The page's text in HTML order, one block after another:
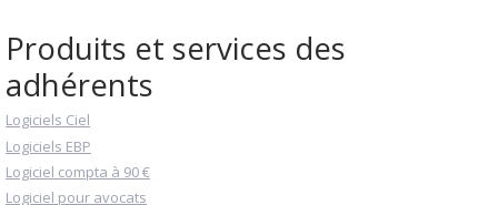
Produits et services des
adhérents
Logiciels Ciel
Logiciels EBP
Logiciel compta à 90 €
Logiciel pour avocats